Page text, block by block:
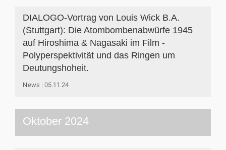
DIALOGO-Vortrag von Louis Wick B.A.
(Stuttgart): Die Atombombenabwürfe 1945
auf Hiroshima & Nagasaki im Film -
Polyperspektivität und das Ringen um
Deutungshoheit.
News 05.11.24
Oktober 2024